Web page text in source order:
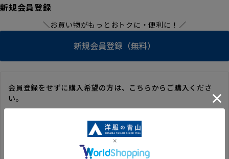
新規会員登録
＼お買い物がもっとおトクに・便利に！／
新規会員登録（無料）
会員登録をせずに購入希望の方は、こちらからご購入くださ
い。
毎回のご注文時に入力いただく必要があります。
※洋服の青山オンラインストアのポイントは付与されません。
また、ゲスト購入後の会員情報統合・ポイントの付与は、対応